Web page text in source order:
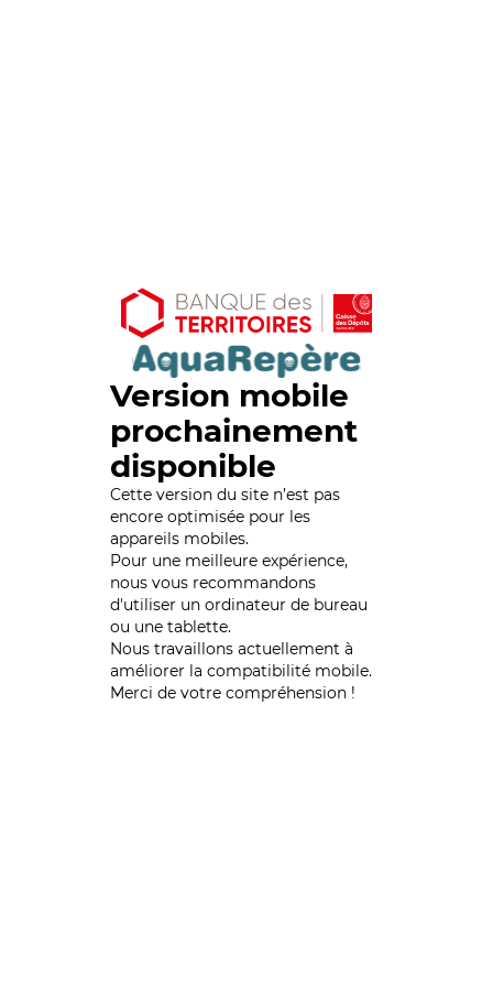
Version mobile
prochainement
disponible
Cette version du site n’est pas
encore optimisée pour les
appareils mobiles.
Pour une meilleure expérience,
nous vous recommandons
d'utiliser un ordinateur de bureau
ou une tablette.
Nous travaillons actuellement à
améliorer la compatibilité mobile.
Merci de votre compréhension !